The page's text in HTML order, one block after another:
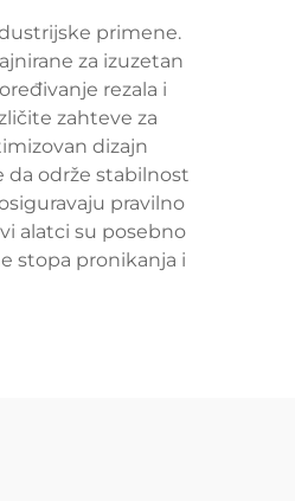
primene.
za izuzetan
rezala i
zahteve za
dizajn
da održe stabilnost
pravilno
alatci su posebno
stopa pronikanja i